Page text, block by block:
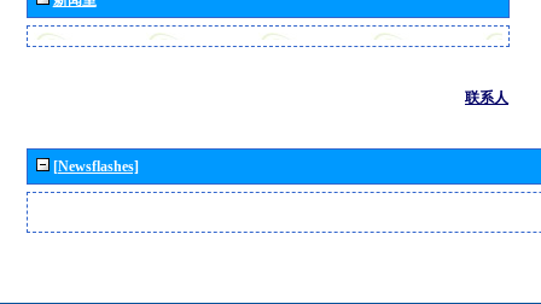
联系人
[Newsflashes]